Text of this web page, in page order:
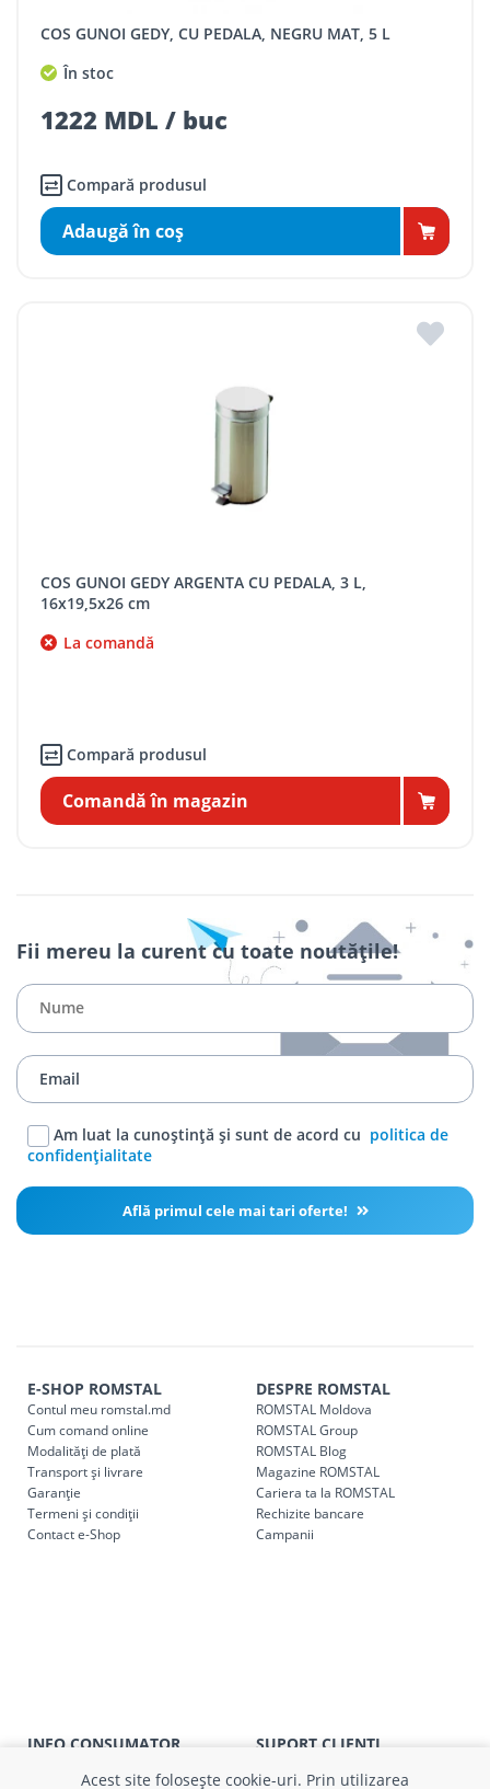
COS GUNOI GEDY, CU PEDALA, NEGRU MAT, 5 L
În stoc
1222 MDL / buc
Compară produsul
Adaugă în coş
COS GUNOI GEDY ARGENTA CU PEDALA, 3 L,
16x19,5x26 cm
La comandă
Compară produsul
Comandă în magazin
Fii mereu la curent cu toate noutățile!
Am luat la cunoștință și sunt de acord cu politica de
confidențialitate
Află primul cele mai tari oferte!
E-SHOP ROMSTAL
Contul meu romstal.md
Cum comand online
Modalități de plată
Transport și livrare
Garanție
Termeni și condiții
Contact e-Shop
DESPRE ROMSTAL
ROMSTAL Moldova
ROMSTAL Group
ROMSTAL Blog
Magazine ROMSTAL
Cariera ta la ROMSTAL
Rechizite bancare
Campanii
INFO CONSUMATOR
Prelucrarea datelor cu caracter
SUPORT CLIENȚI
Finanțare in rate
Acest site folosește cookie-uri. Prin utilizarea